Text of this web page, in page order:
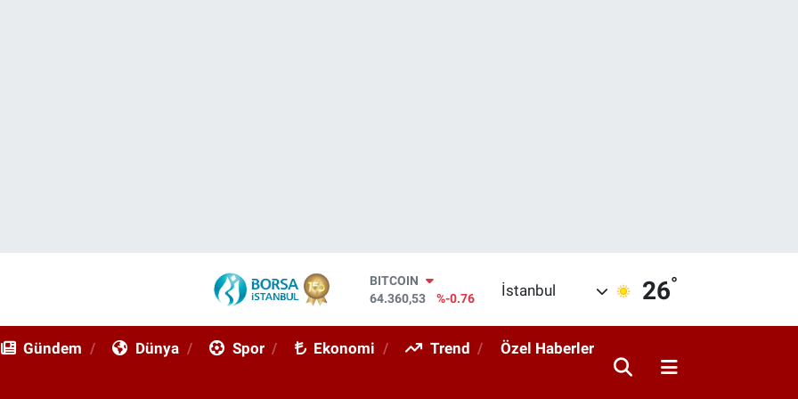
DOLAR
47,7143
%0.16
STERLİN
İstanbul 26°
Gündem Dünya Spor Ekonomi Trend Özel Haberler